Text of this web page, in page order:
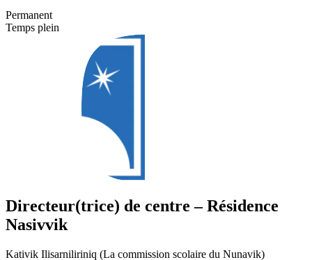
Permanent
Temps plein
Directeur(trice) de centre – Résidence
Nasivvik
Kativik Ilisarniliriniq (La commission scolaire du Nunavik)